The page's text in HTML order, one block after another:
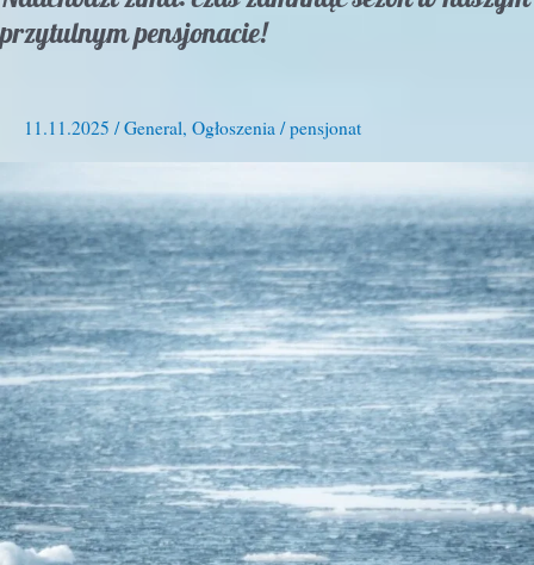
przytulnym pensjonacie!
11.11.2025 / General, Ogłoszenia / pensjonat